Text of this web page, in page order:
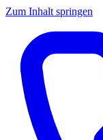
Zum Inhalt springen